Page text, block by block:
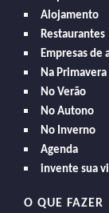
Alojamento
Restaurantes
Empresas de
Na Primavera
No Verão
No Autono
No Inverno
Agenda
invente sua
O QUE FAZER